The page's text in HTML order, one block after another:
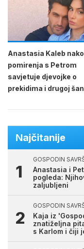
Anastasia Kaleb
pomirenja s Petrom
savjetuje djevojke o
prekidima i drugoj
Najčitanije
GOSPODIN
Anastasia i
pogleda:
zaljubljeni
GOSPODIN
Kaja iz
znatiželjna
s Karlom i čiji